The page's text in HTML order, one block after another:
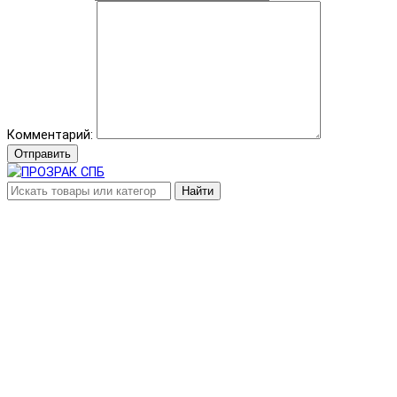
Комментарий:
Отправить
Найти